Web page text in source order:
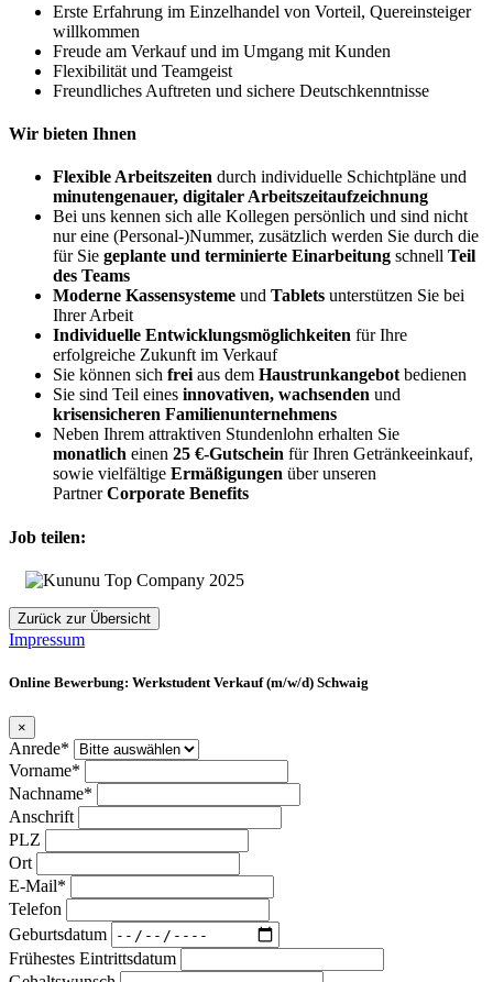
Erste Erfahrung im Einzelhandel von Vorteil, Quereinsteiger
willkommen
Freude am Verkauf und im Umgang mit Kunden
Flexibilität und Teamgeist
Freundliches Auftreten und sichere Deutschkenntnisse
Wir bieten Ihnen
Flexible Arbeitszeiten durch individuelle Schichtpläne und
minutengenauer, digitaler Arbeitszeitaufzeichnung
Bei uns kennen sich alle Kollegen persönlich und sind nicht
nur eine (Personal-)Nummer, zusätzlich werden Sie durch die
für Sie geplante und terminierte Einarbeitung schnell Teil
des Teams
Moderne Kassensysteme und Tablets unterstützen Sie bei
Ihrer Arbeit
Individuelle Entwicklungsmöglichkeiten für Ihre
erfolgreiche Zukunft im Verkauf
Sie können sich freiaus dem Haustrunkangebotbedienen
Sie sind Teil eines innovativen, wachsenden und
krisensicheren Familienunternehmens
Neben Ihrem attraktiven Stundenlohn erhalten Sie
monatlich einen 25 €-Gutschein für Ihren Getränkeeinkauf,
sowie vielfältige Ermäßigungen über unseren
PartnerCorporate Benefits
Job teilen:
Zurück zur Übersicht
Impressum
Online Bewerbung: Werkstudent Verkauf (m/w/d) Schwaig
×
Anrede*
Vorname*
Nachname*
Anschrift
PLZ
Ort
E-Mail*
Telefon
Geburtsdatum
Frühestes Eintrittsdatum